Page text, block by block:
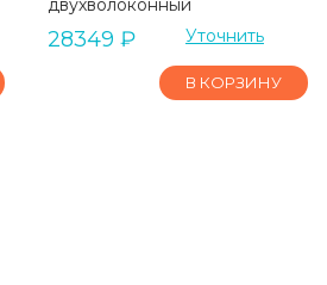
двухволоконный
28349 ₽ Уточнить
В КОРЗИНУ